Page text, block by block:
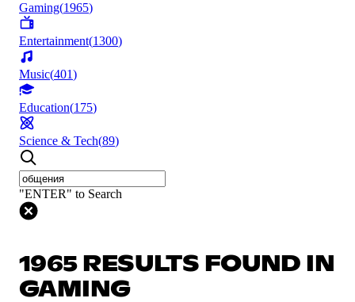
Gaming(1965)
Entertainment(1300)
Music(401)
Education(175)
Science & Tech(89)
"ENTER" to Search
1965 RESULTS FOUND IN
GAMING